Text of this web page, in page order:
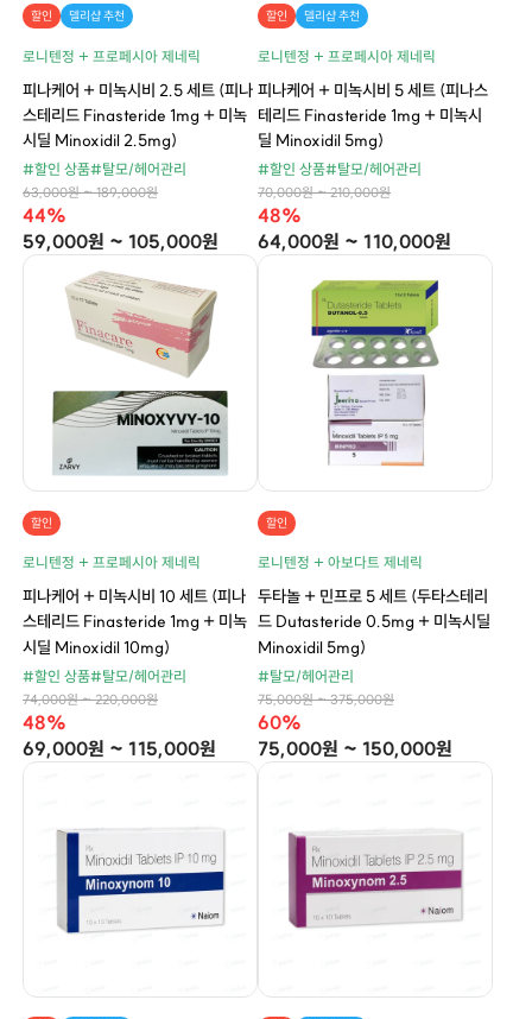
할인 델리샵 추천
로니텐정 + 프로페시아 제네릭
피나케어 + 미녹시비 2.5 세트 (피나
스테리드 Finasteride 1mg + 미녹
시딜 Minoxidil 2.5mg)
#할인 상품#탈모/헤어관리
63,000원 ~ 189,000원
44%
59,000원 ~ 105,000원
할인 델리샵 추천
로니텐정 + 프로페시아 제네릭
피나케어 + 미녹시비 5 세트 (피나스
테리드 Finasteride 1mg + 미녹시
딜 Minoxidil 5mg)
#할인 상품#탈모/헤어관리
70,000원 ~ 210,000원
48%
64,000원 ~ 110,000원
할인
로니텐정 + 프로페시아 제네릭
피나케어 + 미녹시비 10 세트 (피나
스테리드 Finasteride 1mg + 미녹
시딜 Minoxidil 10mg)
#할인 상품#탈모/헤어관리
74,000원 ~ 220,000원
48%
69,000원 ~ 115,000원
할인
로니텐정 + 아보다트 제네릭
두타놀 + 민프로 5 세트 (두타스테리
드 Dutasteride 0.5mg + 미녹시딜
Minoxidil 5mg)
#탈모/헤어관리
75,000원 ~ 375,000원
60%
75,000원 ~ 150,000원